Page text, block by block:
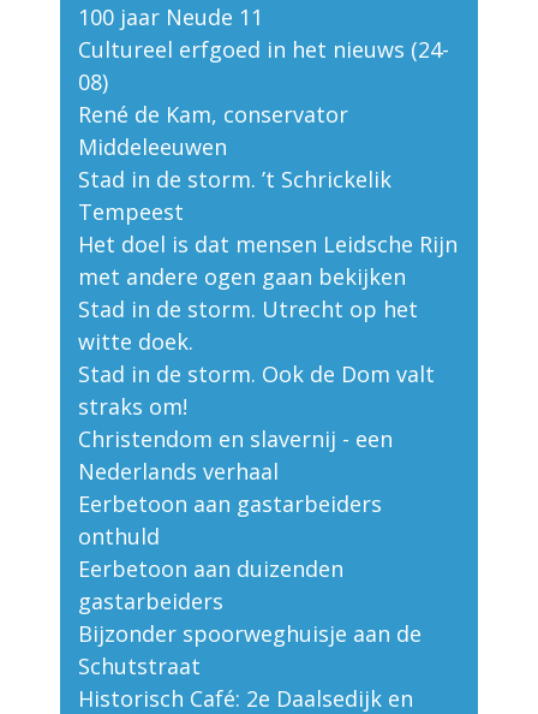
100 jaar Neude 11
Cultureel erfgoed in het nieuws (24-
08)
René de Kam, conservator
Middeleeuwen
Stad in de storm. ’t Schrickelik
Tempeest
Het doel is dat mensen Leidsche Rijn
met andere ogen gaan bekijken
Stad in de storm. Utrecht op het
witte doek.
Stad in de storm. Ook de Dom valt
straks om!
Christendom en slavernij - een
Nederlands verhaal
Eerbetoon aan gastarbeiders
onthuld
Eerbetoon aan duizenden
gastarbeiders
Bijzonder spoorweghuisje aan de
Schutstraat
Historisch Café: 2e Daalsedijk en